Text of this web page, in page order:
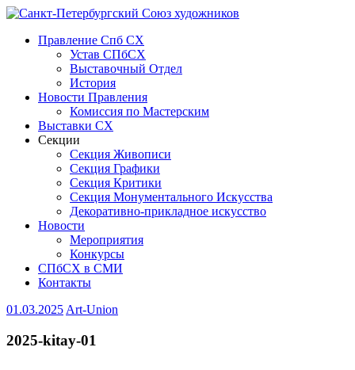
Правление Спб СХ
Устав СПбСХ
Выставочный Отдел
История
Новости Правления
Комиссия по Мастерским
Выставки СХ
Секции
Секция Живописи
Секция Графики
Секция Критики
Секция Монументального Искусства
Декоративно-прикладное искусство
Новости
Мероприятия
Конкурсы
СПбСХ в СМИ
Контакты
01.03.2025 Art-Union
2025-kitay-01